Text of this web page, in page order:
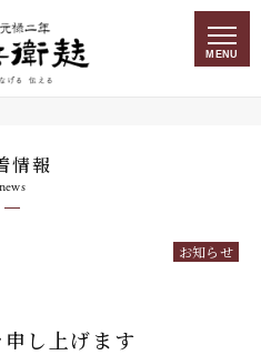
MENU
情報
news
お知らせ
し上げます